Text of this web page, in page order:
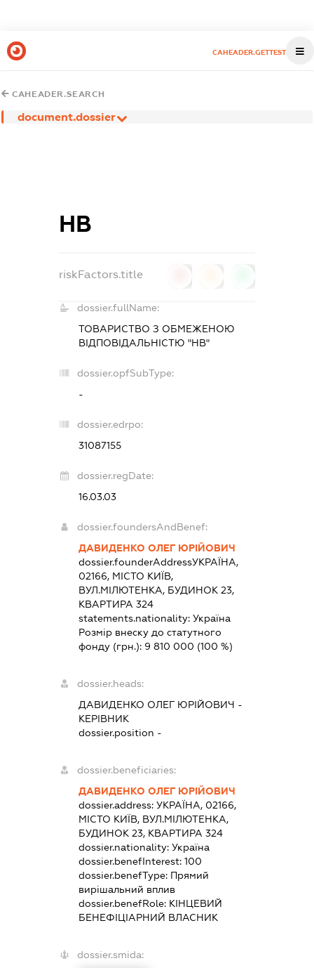
CAHEADER.GETTEST
CAHEADER.SEARCH
document.dossier
НВ
riskFactors.title
dossier.fullName:
ТОВАРИСТВО З ОБМЕЖЕНОЮ
ВІДПОВІДАЛЬНІСТЮ "НВ"
dossier.opfSubType:
-
dossier.edrpo:
31087155
dossier.regDate:
16.03.03
dossier.foundersAndBenef:
ДАВИДЕНКО ОЛЕГ ЮРІЙОВИЧ
dossier.founderAddressУКРАЇНА,
02166, МІСТО КИЇВ,
ВУЛ.МІЛЮТЕНКА, БУДИНОК 23,
КВАРТИРА 324
statements.nationality: Україна
Розмір внеску до статутного
фонду (грн.): 9 810 000 (100 %)
dossier.heads:
ДАВИДЕНКО ОЛЕГ ЮРІЙОВИЧ -
КЕРІВНИК
dossier.position -
dossier.beneficiaries:
ДАВИДЕНКО ОЛЕГ ЮРІЙОВИЧ
dossier.address: УКРАЇНА, 02166,
МІСТО КИЇВ, ВУЛ.МІЛЮТЕНКА,
БУДИНОК 23, КВАРТИРА 324
dossier.nationality: Україна
dossier.benefInterest: 100
dossier.benefType: Прямий
вирішальний вплив
dossier.benefRole: КІНЦЕВИЙ
БЕНЕФІЦІАРНИЙ ВЛАСНИК
dossier.smida: